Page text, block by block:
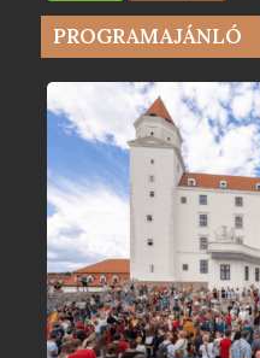
városa
2025-
bejegyzéshez
PROGRAMAJÁNLÓ